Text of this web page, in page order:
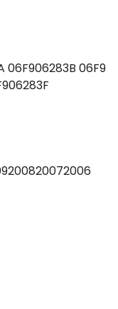
06F906283B 06F9
200820072006